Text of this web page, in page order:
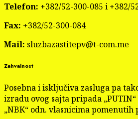
Telefon: +382/52-300-085 i +382/
Fax: +382/52-300-084
Mail: sluzbazastitepv@t-com.me
Zahvalnost
Posebna i isključiva zasluga pa
izradu ovog sajta pripada
„NBK“ odn. vlasnicima pomenutih